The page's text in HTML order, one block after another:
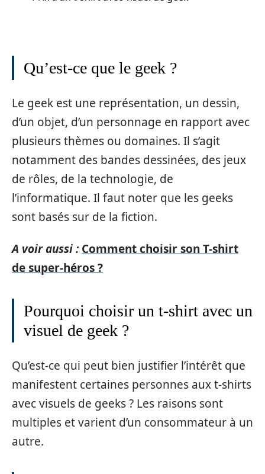
Qu’est-ce que le geek ?
Le geek est une représentation, un dessin,
d’un objet, d’un personnage en rapport avec
plusieurs thèmes ou domaines. Il s’agit
notamment des bandes dessinées, des jeux
de rôles, de la technologie, de
l’informatique. Il faut noter que les geeks
sont basés sur de la fiction.
A voir aussi : Comment choisir son T-shirt
de super-héros ?
Pourquoi choisir un t-shirt avec un
visuel de geek ?
Qu’est-ce qui peut bien justifier l’intérêt que
manifestent certaines personnes aux t-shirts
avec visuels de geeks ? Les raisons sont
multiples et varient d’un consommateur à un
autre.